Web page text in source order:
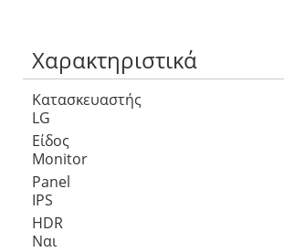
Χαρακτηριστικά
Κατασκευαστής
LG
Είδος
Monitor
Panel
IPS
HDR
Ναι